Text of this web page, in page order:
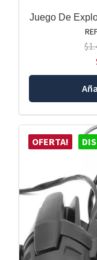
Juego De
$
OFERTA!